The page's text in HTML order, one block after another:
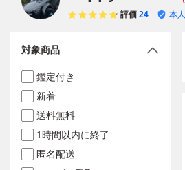
評価 24 本
対象商品
鑑定付き
新着
送料無料
1時間以内に終了
匿名配送